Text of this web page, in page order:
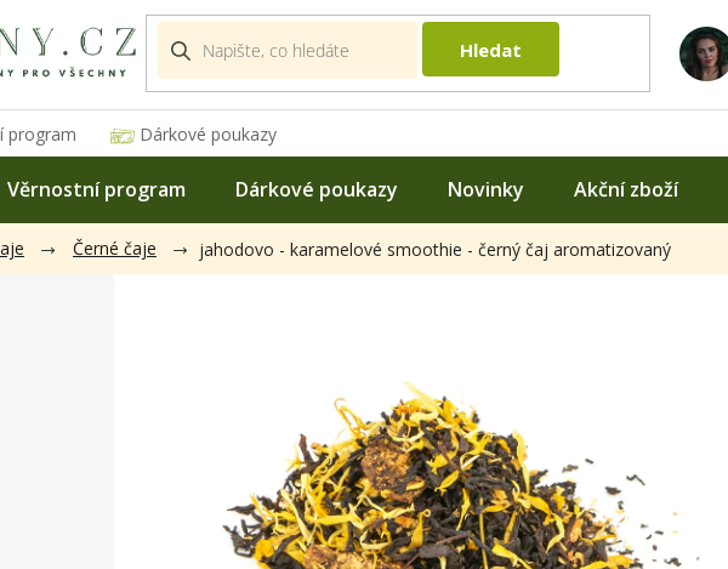
Hledat
program Dárkové poukazy
Věrnostní program Dárkové poukazy Novinky Akční zboží
Černé čaje jahodovo - karamelové smoothie - černý čaj aromatizovaný